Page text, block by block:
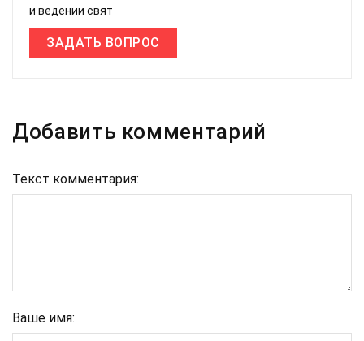
и ведении свят
ЗАДАТЬ ВОПРОС
Добавить комментарий
Текст комментария:
Ваше имя: